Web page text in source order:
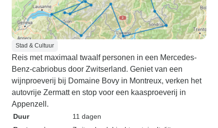
Stad & Cultuur
Reis met maximaal twaalf personen in een Mercedes-
Benz-cabriobus door Zwitserland. Geniet van een
wijnproeverij bij Domaine Bovy in Montreux, verken het
autovrije Zermatt en stop voor een kaasproeverij in
Appenzell.
Duur
11 dagen